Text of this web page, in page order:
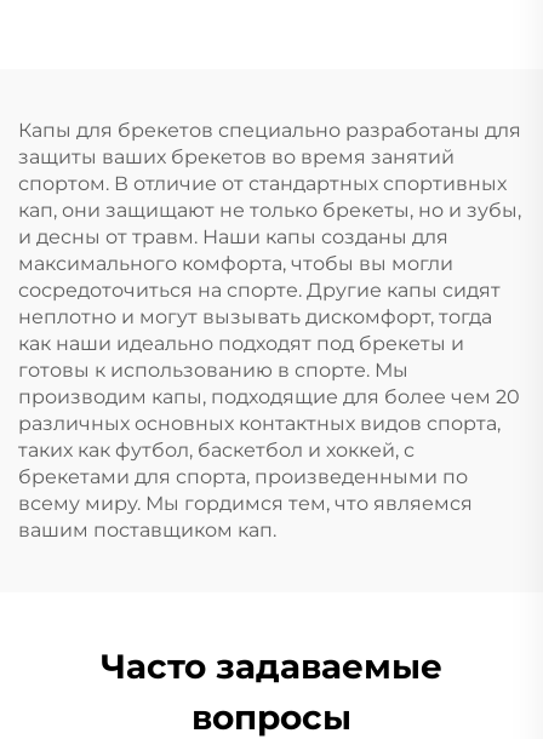
сна, отбеливания
зубов
отбеливания зубов с
капой от скрежета
зубами
Капы для брекетов специально разработаны для
защиты ваших брекетов во время занятий
спортом. В отличие от стандартных спортивных
кап, они защищают не только брекеты, но и зубы,
и десны от травм. Наши капы созданы для
максимального комфорта, чтобы вы могли
сосредоточиться на спорте. Другие капы сидят
неплотно и могут вызывать дискомфорт, тогда
как наши идеально подходят под брекеты и
готовы к использованию в спорте. Мы
производим капы, подходящие для более чем 20
различных основных контактных видов спорта,
таких как футбол, баскетбол и хоккей, с
брекетами для спорта, произведенными по
всему миру. Мы гордимся тем, что являемся
вашим поставщиком кап.
Часто задаваемые
вопросы